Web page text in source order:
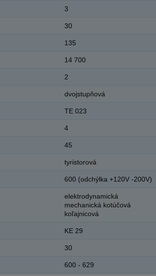
3
30
135
14 700
2
dvojstupňová
TE 023
4
45
tyristorová
600 (odchýlka +120V -200V)
elektrodynamická
mechanická kotúčová
koľajnicová
KE 29
30
600 - 629